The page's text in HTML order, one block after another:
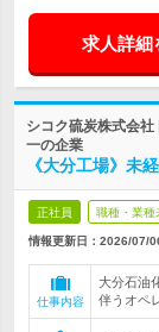
求人詳細
シコク硫炭株式会
一の企業
《大分工場》未
正社員 職種・業種
情報更新日：2026/07/
仕事内容
大分石油
伴うオペ